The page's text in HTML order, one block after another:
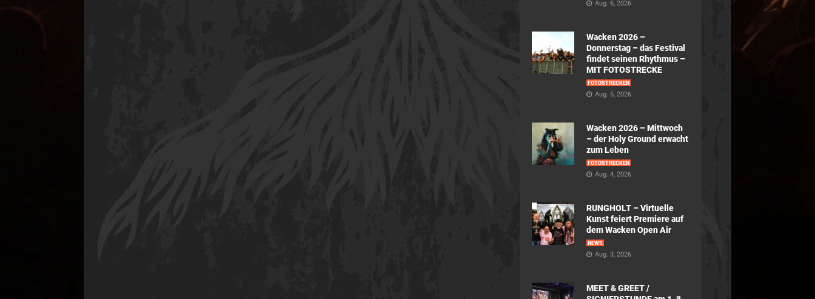
Aug. 6, 2026
Wacken 2026 –
Donnerstag – das Festival
findet seinen Rhythmus –
MIT FOTOSTRECKE
FOTOSTRECKEN
Aug. 5, 2026
Wacken 2026 – Mittwoch
– der Holy Ground erwacht
zum Leben
FOTOSTRECKEN
Aug. 4, 2026
RUNGHOLT – Virtuelle
Kunst feiert Premiere auf
dem Wacken Open Air
NEWS
Aug. 3, 2026
MEET & GREET /